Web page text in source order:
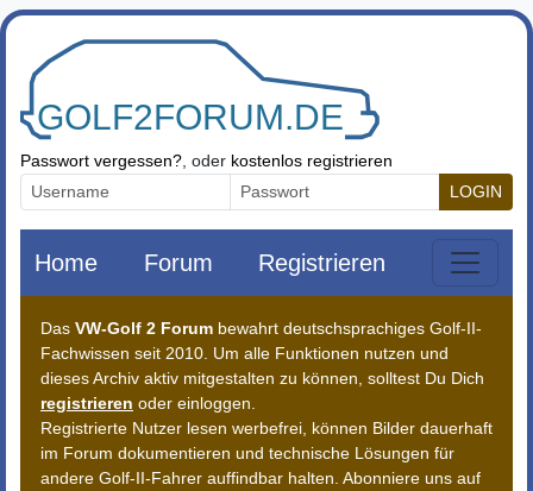
Zum Inhalt springen
Passwort vergessen? , oder kostenlos registrieren
LOGIN
Home Forum Registrieren
Das VW-Golf 2 Forum bewahrt deutschsprachiges Golf-II-
Fachwissen seit 2010. Um alle Funktionen nutzen und
dieses Archiv aktiv mitgestalten zu können, solltest Du Dich
registrieren oder einloggen.
Registrierte Nutzer lesen werbefrei, können Bilder dauerhaft
im Forum dokumentieren und technische Lösungen für
andere Golf-II-Fahrer auffindbar halten. Abonniere uns auf